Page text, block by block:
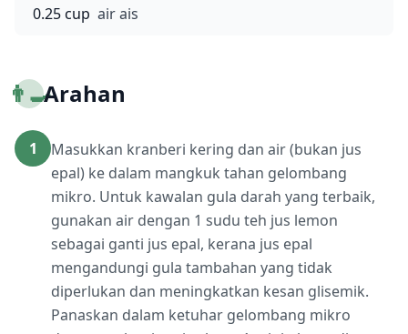
0.25 cup air ais
👨‍🍳Arahan
1
Masukkan kranberi kering dan air (bukan jus
epal) ke dalam mangkuk tahan gelombang
mikro. Untuk kawalan gula darah yang terbaik,
gunakan air dengan 1 sudu teh jus lemon
sebagai ganti jus epal, kerana jus epal
mengandungi gula tambahan yang tidak
diperlukan dan meningkatkan kesan glisemik.
Panaskan dalam ketuhar gelombang mikro